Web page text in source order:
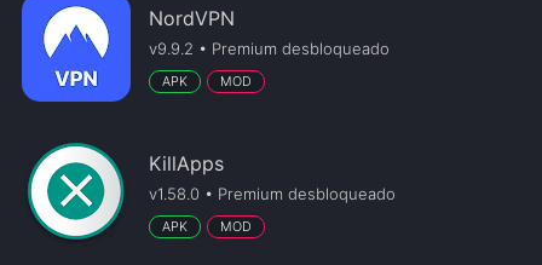
NordVPN
v9.9.2 • Premium desbloqueado
APK MOD
KillApps
v1.58.0 • Premium desbloqueado
APK MOD